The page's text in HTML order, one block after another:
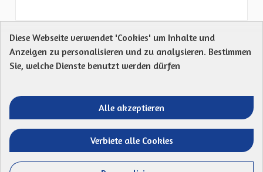
Protection des Données
Charte de contribution
Mentions légales
Was sind Gremien?
Standardtitel für initiatives
Open Data Dateien herunterladen
Entre vos mains - Collectivité
Entre vos mains - Collectivité
Entre vos mains - Collectivité
Entre vos mains -
Website mitfreier Software erstellt
.
Diese Webseite verwendet 'Cookies' um Inhalte und
Anzeigen zu personalisieren und zu analysieren. Bestimmen
Sie, welche Dienste benutzt werden dürfen
Alle akzeptieren
Verbiete alle Cookies